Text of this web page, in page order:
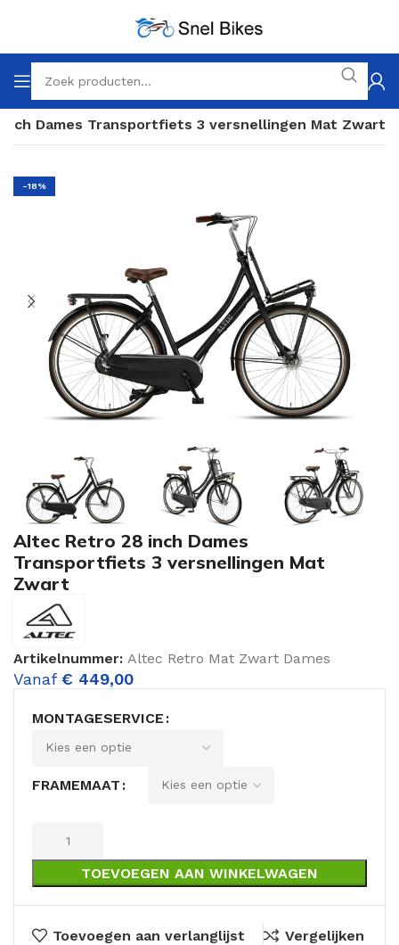
Dames Transportfiets 3 versnellingen Mat Zwart
-18%
Altec Retro 28 inch Dames
Transportfiets 3 versnellingen Mat
Zwart
Artikelnummer: Altec Retro Mat Zwart Dames
Vanaf € 449,00
MONTAGESERVICE
FRAMEMAAT
TOEVOEGEN AAN WINKELWAGEN
Toevoegen aan verlanglijst Vergelijken